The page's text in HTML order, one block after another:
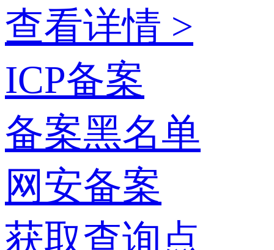
查看详情 >
ICP备案
备案黑名单
网安备案
获取查询点